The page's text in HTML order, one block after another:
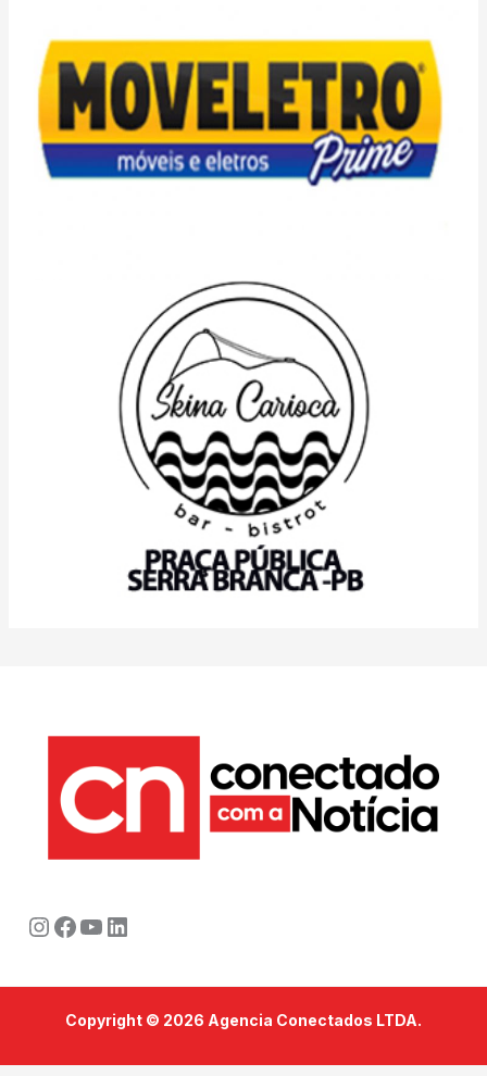
Instagram
Facebook
Youtube
LinkedIn
Copyright © 2026 Agencia Conectados LTDA.